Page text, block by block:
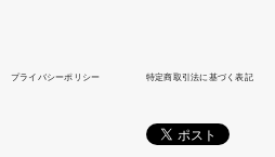
プライバシーポリシー 特定商取引法に基づく表記